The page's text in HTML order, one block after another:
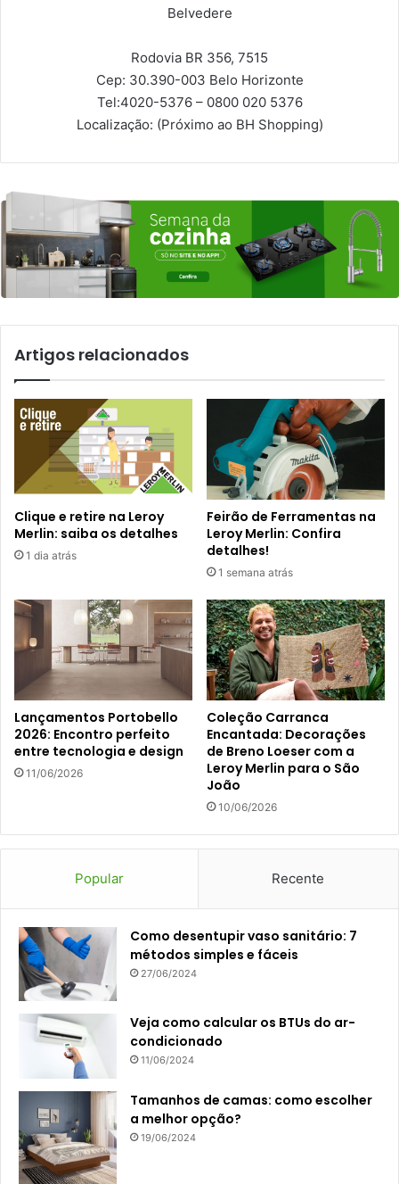
Belvedere
Rodovia BR 356, 7515
Cep: 30.390-003 Belo Horizonte
Tel:4020-5376 – 0800 020 5376
Localização: (Próximo ao BH Shopping)
Artigos relacionados
Clique e retire na Leroy
Merlin: saiba os detalhes
1 dia atrás
Feirão de Ferramentas na
Leroy Merlin: Confira
detalhes!
1 semana atrás
Lançamentos Portobello
2026: Encontro perfeito
entre tecnologia e design
11/06/2026
Coleção Carranca
Encantada: Decorações
de Breno Loeser com a
Leroy Merlin para o São
João
10/06/2026
Popular Recente
Como desentupir vaso sanitário: 7
métodos simples e fáceis
27/06/2024
Veja como calcular os BTUs do ar-
condicionado
11/06/2024
Tamanhos de camas: como escolher
a melhor opção?
19/06/2024